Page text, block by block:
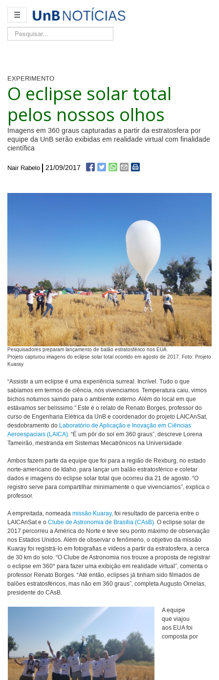
☰
Pesquisar...
EXPERIMENTO
O eclipse solar total
pelos nossos olhos
Imagens em 360 graus capturadas a partir da estratosfera por
equipe da UnB serão exibidas em realidade virtual com finalidade
científica
Nair Rabelo 21/09/2017
Pesquisadores preparam lançamento de balão estratosférico nos EUA.
Projeto capturou imagens do eclipse solar total ocorrido em agosto de 2017. Foto: Projeto
Kuaray
“Assistir a um eclipse é uma experiência surreal. Incrível. Tudo o que
sabíamos em termos de ciência, nós vivenciamos. Temperatura caiu, vimos
bichos noturnos saindo para o ambiente externo. Além do local em que
estávamos ser belíssimo." Este é o relato de Renato Borges, professor do
curso de Engenharia Elétrica da UnB e coordenador do projeto LAICAnSat,
desdobramento do Laboratório de Aplicação e Inovação em Ciências
Aeroespaciais (LAICA). “É um pôr do sol em 360 graus”, descreve Lorena
Tameirão, mestranda em Sistemas Mecatrônicos na Universidade.
Ambos fazem parte da equipe que foi para a região de Rexburg, no estado
norte-americano de Idaho, para lançar um balão estratosférico e coletar
dados e imagens do eclipse solar total que ocorreu dia 21 de agosto. “O
registro serve para compartilhar minimamente o que vivenciamos”, explica o
professor.
A empreitada, nomeada missão Kuaray, foi resultado de parceria entre o
LAICAnSat e o Clube de Astronomia de Brasília (CAsB). O eclipse solar de
2017 percorreu a América do Norte e teve seu ponto máximo de observação
nos Estados Unidos. Além de observar o fenômeno, o objetivo da missão
Kuaray foi registrá-lo em fotografias e vídeos a partir da estratosfera, a cerca
de 30 km do solo. “O Clube de Astronomia nos trouxe a proposta de registrar
o eclipse em 360° para fazer uma exibição em realidade virtual”, comenta o
professor Renato Borges. “Até então, eclipses já tinham sido filmados de
balões estratosféricos, mas não em 360 graus”, completa Augusto Ornelas,
presidente do CAsB.
A equipe
que viajou
aos EUA foi
composta por